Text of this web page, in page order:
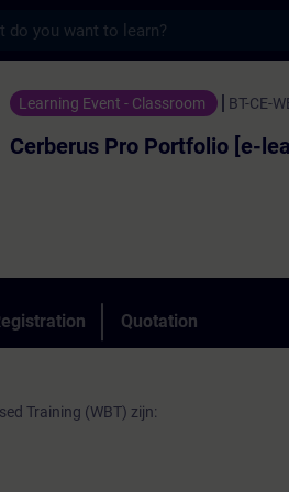
Portfolio [e-learning]
Learning Event - Classroom BT-CE-
Cerberus Pro Portfolio [e-
Quotation
Training (WBT) zijn: